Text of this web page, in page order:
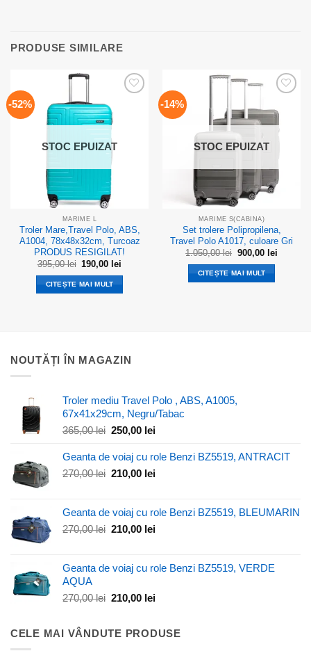
PRODUSE SIMILARE
-52%
STOC EPUIZAT
MARIME L
Troler Mare,Travel Polo, ABS,
A1004, 78x48x32cm, Turcoaz
PRODUS RESIGILAT!
395,00lei Prețul
a
fost:
190,00 lei
CITEȘTE MAI MULT
-14%
wishlist
STOC EPUIZAT
MARIME S(CABINA)
Set trolere Polipropilena,
Travel Polo A1017, culoare Gri
1.050,00lei Prețul
a
fost:
900,00 leiPrețul
CITEȘTE MAI MULT
NOUTĂȚI ÎN MAGAZIN
Troler mediu Travel Polo , ABS, A1005,
67x41x29cm, Negru/Tabac
365,00lei Prețul
a
fost:
250,00 leiPrețul
este:
250,00 lei.
Geanta de voiaj cu role Benzi BZ5519, ANTRACIT
270,00lei Prețul
fost:
270,00 lei.
210,00 leiPrețul
210,00 lei.
Geanta de voiaj cu role Benzi BZ5519, BLEUMARIN
270,00lei Prețul
fost:
210,00 leiPrețul
210,00 lei.
Geanta de voiaj cu role Benzi BZ5519, VERDE
AQUA
270,00lei Prețul
fost:
210,00 leiPrețul
210,00 lei.
CELE MAI VÂNDUTE PRODUSE